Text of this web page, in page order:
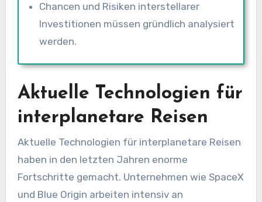
Chancen und Risiken interstellarer
Investitionen müssen gründlich analysiert
werden.
Aktuelle Technologien für
interplanetare Reisen
Aktuelle Technologien für interplanetare Reisen
haben in den letzten Jahren enorme
Fortschritte gemacht. Unternehmen wie SpaceX
und Blue Origin arbeiten intensiv an